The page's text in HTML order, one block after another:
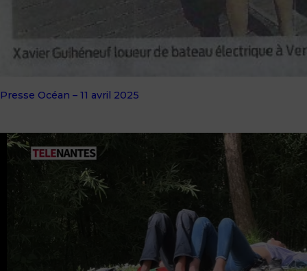
Presse Océan – 11 avril 2025